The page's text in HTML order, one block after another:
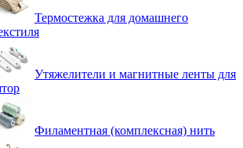
Термостежка для домашнего
Утяжелители и магнитные ленты для
Филаментная (комплексная) нить